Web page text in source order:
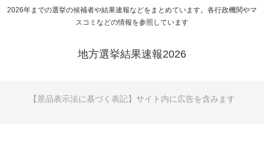
2026年までの選挙の候補者や結果速報などをまとめています。各行政機関やマ
スコミなどの情報を参照しています
地方選挙結果速報2026
【景品表示法に基づく表記】サイト内に広告を含みます